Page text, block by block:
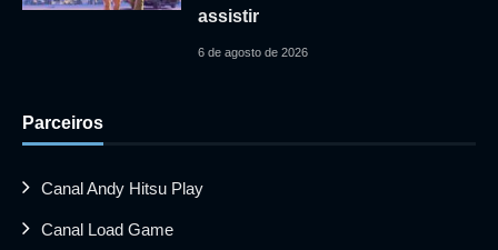
assistir
6 de agosto de 2026
Parceiros
Canal Andy Hitsu Play
Canal Load Game